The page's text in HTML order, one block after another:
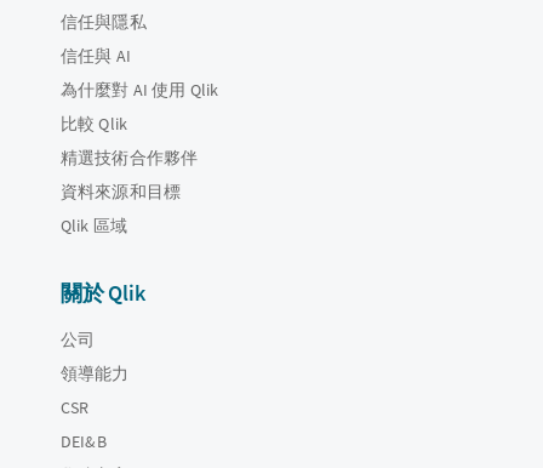
信任與隱私
信任與 AI
為什麼對 AI 使用 Qlik
比較 Qlik
精選技術合作夥伴
資料來源和目標
Qlik 區域
關於 Qlik
公司
領導能力
CSR
DEI&B